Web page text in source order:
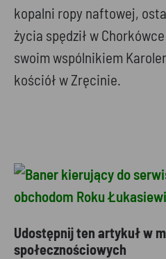
kopalni ropy naftowej,
życia spędził w
swoim wspólnikiem
kościół w Zręcinie.
Udostępnij ten artykuł w
społecznościowych